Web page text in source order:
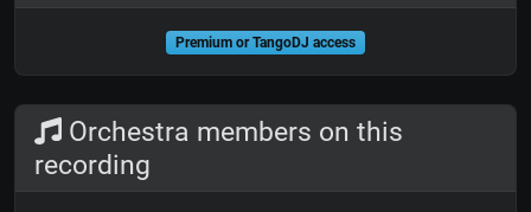
Premium or TangoDJ access
Orchestra members on this
recording